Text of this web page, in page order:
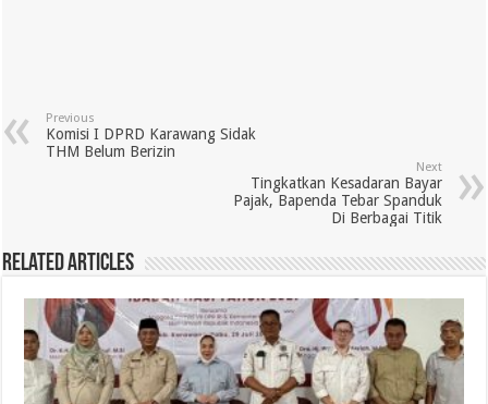
Previous
Komisi I DPRD Karawang Sidak
THM Belum Berizin
Next
Tingkatkan Kesadaran Bayar
Pajak, Bapenda Tebar Spanduk
Di Berbagai Titik
Related Articles